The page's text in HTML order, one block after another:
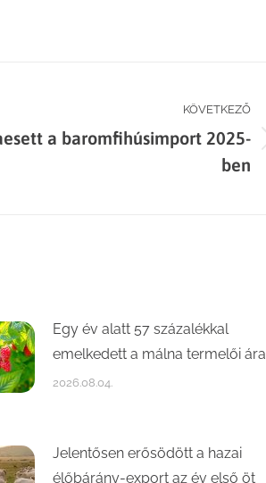
KÖVETKEZŐ
a baromfihúsimport 2025-
ben
Egy év alatt 57 százalékkal
emelkedett a málna termelői ára
2026.08.04.
Jelentősen erősödött a hazai
élőbárány-export az év első öt